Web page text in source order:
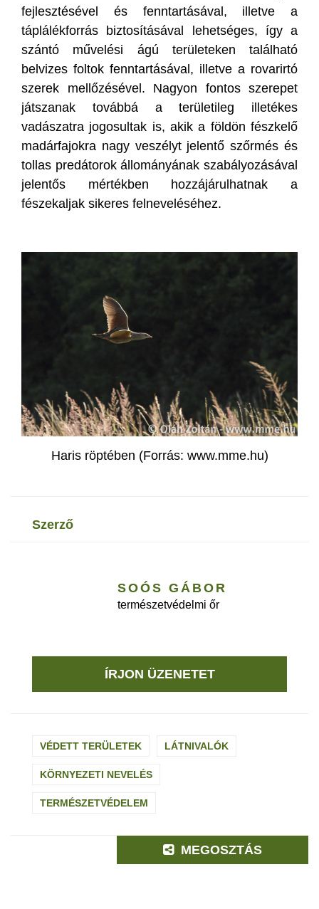
fejlesztésével és fenntartásával, illetve a
táplálékforrás biztosításával lehetséges, így a
szántó művelési ágú területeken található
belvizes foltok fenntartásával, illetve a rovarirtó
szerek mellőzésével. Nagyon fontos szerepet
játszanak továbbá a területileg illetékes
vadászatra jogosultak is, akik a földön fészkelő
madárfajokra nagy veszélyt jelentő szőrmés és
tollas predátorok állományának szabályozásával
jelentős mértékben hozzájárulhatnak a
fészekaljak sikeres felneveléséhez.
Haris röptében (Forrás: www.mme.hu)
szerző
SOÓS GÁBOR
természetvédelmi őr
ÍRJON ÜZENETET
VÉDETT TERÜLETEK LÁTNIVALÓK
KÖRNYEZETI NEVELÉS
TERMÉSZETVÉDELEM
MEGOSZTÁS